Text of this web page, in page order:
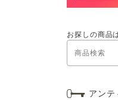
お探しの商品
アンテ